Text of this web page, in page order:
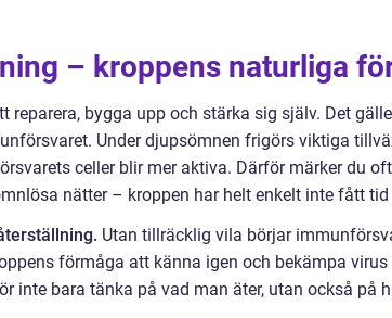
– kroppens naturliga
reparera, bygga upp och stärka sig själv. Det
Under djupsömnen frigörs viktiga
celler blir mer aktiva. Därför märker du
nätter – kroppen har helt enkelt inte fått
Utan tillräcklig vila börjar
förmåga att känna igen och bekämpa
inte bara tänka på vad man äter, utan också på